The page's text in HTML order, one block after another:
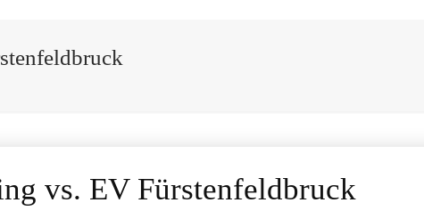
vs. EV Fürstenfeldbruck